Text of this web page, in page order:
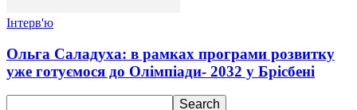
Інтерв'ю
Ольга Саладуха: в рамках програми розвитку
уже готуємося до Олімпіади- 2032 у Брісбені